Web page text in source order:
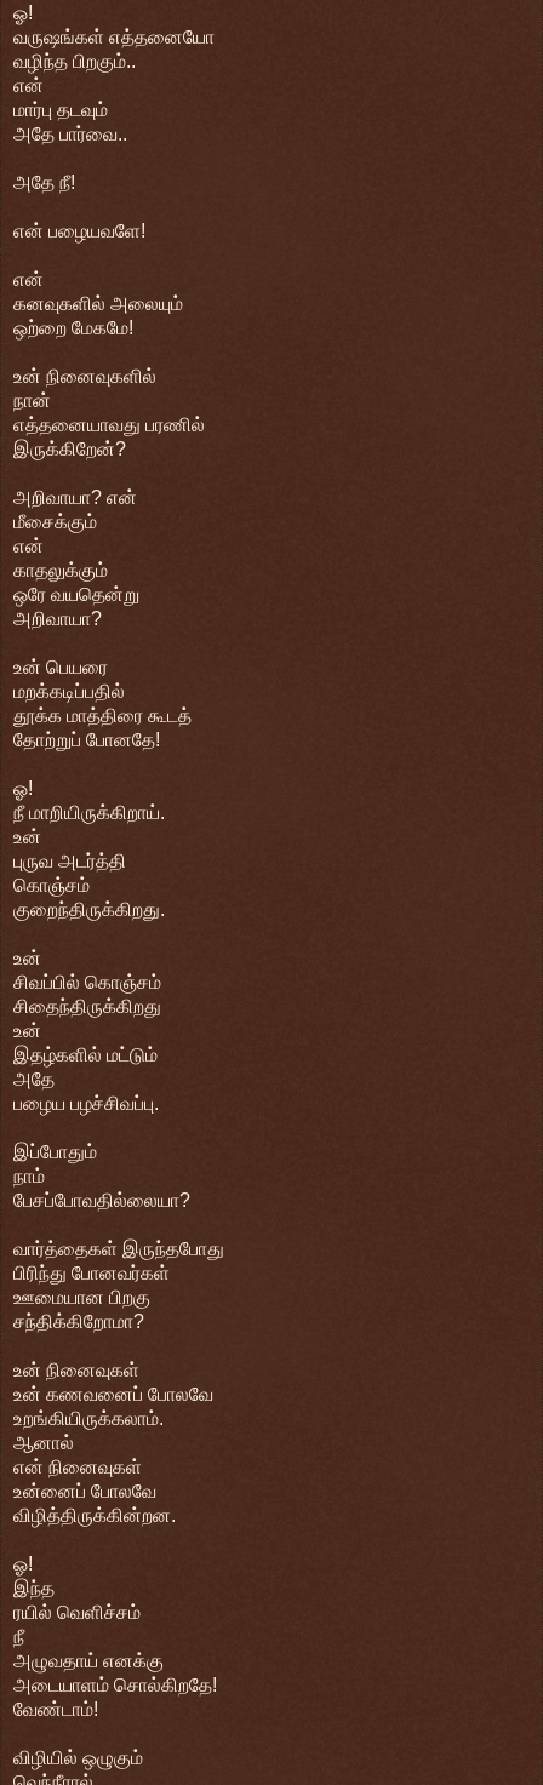
ஓ!
வருஷங்கள் எத்தனையோ
வழிந்த பிறகும்..
என்
மார்பு தடவும்
அதே பார்வை..
அதே நீ!
என் பழையவளே!
என்
கனவுகளில் அலையும்
ஒற்றை மேகமே!
உன் நினைவுகளில்
நான்
எத்தனையாவது பரணில்
இருக்கிறேன்?
அறிவாயா? என்
மீசைக்கும்
என்
காதலுக்கும்
ஒரே வயதென்று
அறிவாயா?
உன் பெயரை
மறக்கடிப்பதில்
தூக்க மாத்திரை கூடத்
தோற்றுப் போனதே!
ஓ!
நீ மாறியிருக்கிறாய்.
உன்
புருவ அடர்த்தி
கொஞ்சம்
குறைந்திருக்கிறது.
உன்
சிவப்பில் கொஞ்சம்
சிதைந்திருக்கிறது
உன்
இதழ்களில் மட்டும்
அதே
பழைய பழச்சிவப்பு.
இப்போதும்
நாம்
பேசப்போவதில்லையா?
வார்த்தைகள் இருந்தபோது
பிரிந்து போனவர்கள்
ஊமையான பிறகு
சந்திக்கிறோமா?
உன் நினைவுகள்
உன் கணவனைப் போலவே
உறங்கியிருக்கலாம்.
ஆனால்
என் நினைவுகள்
உன்னைப் போலவே
விழித்திருக்கின்றன.
ஓ!
இந்த
ரயில் வெளிச்சம்
நீ
அழுவதாய் எனக்கு
அடையாளம் சொல்கிறதே!
வேண்டாம்!
விழியில் ஒழுகும்